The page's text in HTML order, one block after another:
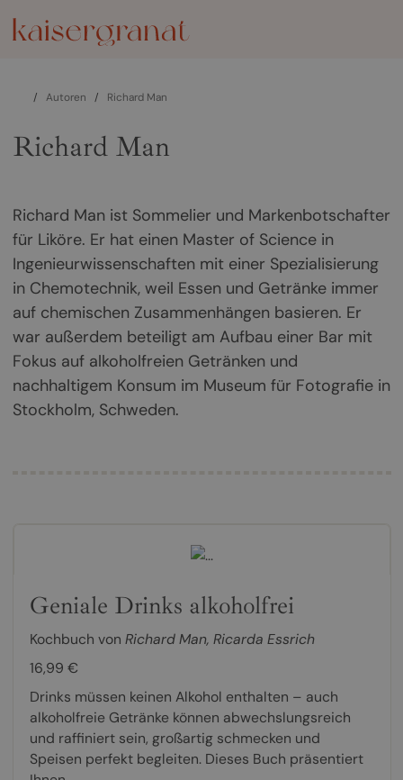
/ Autoren / Richard Man
Richard Man
Richard Man ist Sommelier und Markenbotschafter
für Liköre. Er hat einen Master of Science in
Ingenieurwissenschaften mit einer Spezialisierung
in Chemotechnik, weil Essen und Getränke immer
auf chemischen Zusammenhängen basieren. Er
war außerdem beteiligt am Aufbau einer Bar mit
Fokus auf alkoholfreien Getränken und
nachhaltigem Konsum im Museum für Fotografie in
Stockholm, Schweden.
Geniale Drinks alkoholfrei
Kochbuch von Richard Man, Ricarda Essrich
16,99 €
Drinks müssen keinen Alkohol enthalten – auch
alkoholfreie Getränke können abwechslungsreich
und raffiniert sein, großartig schmecken und
Speisen perfekt begleiten. Dieses Buch präsentiert